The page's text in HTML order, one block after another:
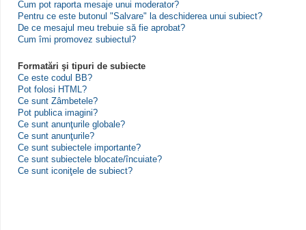
Cum pot raporta mesaje unui moderator?
Pentru ce este butonul "Salvare" la deschiderea unui subiect?
De ce mesajul meu trebuie să fie aprobat?
Cum îmi promovez subiectul?
Formatări şi tipuri de subiecte
Ce este codul BB?
Pot folosi HTML?
Ce sunt Zâmbetele?
Pot publica imagini?
Ce sunt anunţurile globale?
Ce sunt anunţurile?
Ce sunt subiectele importante?
Ce sunt subiectele blocate/încuiate?
Ce sunt iconiţele de subiect?